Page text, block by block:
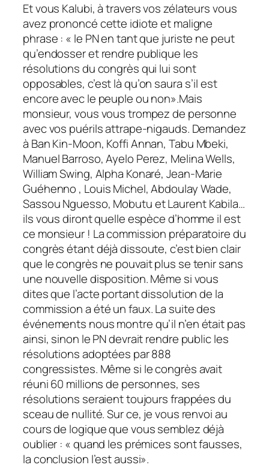
Et vous Kalubi, à travers vos zélateurs vous
avez prononcé cette idiote et maligne
phrase : « le PN en tant que juriste ne peut
qu’endosser et rendre publique les
résolutions du congrès qui lui sont
opposables, c’est là qu’on saura s’il est
encore avec le peuple ou non».Mais
monsieur, vous vous trompez de personne
avec vos puérils attrape-nigauds. Demandez
à Ban Kin-Moon, Koffi Annan, Tabu Mbeki,
Manuel Barroso, Ayelo Perez, Melina Wells,
William Swing, Alpha Konaré, Jean-Marie
Guéhenno , Louis Michel, Abdoulay Wade,
Sassou Nguesso, Mobutu et Laurent Kabila…
ils vous diront quelle espèce d’homme il est
ce monsieur ! La commission préparatoire du
congrès étant déjà dissoute, c’est bien clair
que le congrès ne pouvait plus se tenir sans
une nouvelle disposition. Même si vous
dites que l’acte portant dissolution de la
commission a été un faux. La suite des
événements nous montre qu’il n’en était pas
ainsi, sinon le PN devrait rendre public les
résolutions adoptées par 888
congressistes. Même si le congrès avait
réuni 60 millions de personnes, ses
résolutions seraient toujours frappées du
sceau de nullité. Sur ce, je vous renvoi au
cours de logique que vous semblez déjà
oublier : « quand les prémices sont fausses,
la conclusion l’est aussi».